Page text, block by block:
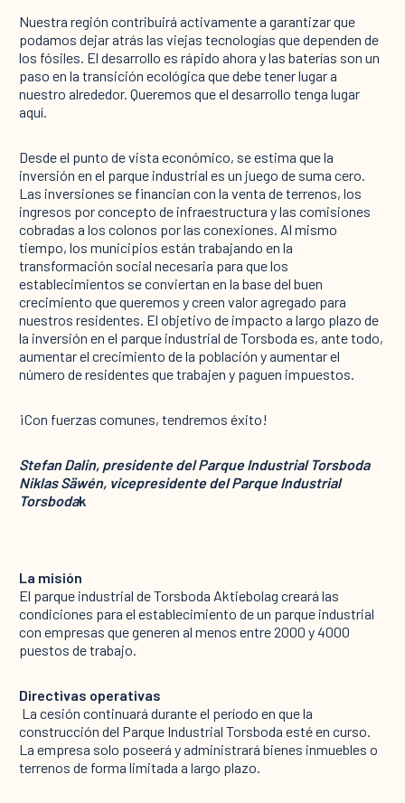
Nuestra región contribuirá activamente a garantizar que
podamos dejar atrás las viejas tecnologías que dependen de
los fósiles. El desarrollo es rápido ahora y las baterías son un
paso en la transición ecológica que debe tener lugar a
nuestro alrededor. Queremos que el desarrollo tenga lugar
aquí.
Desde el punto de vista económico, se estima que la
inversión en el parque industrial es un juego de suma cero.
Las inversiones se financian con la venta de terrenos, los
ingresos por concepto de infraestructura y las comisiones
cobradas a los colonos por las conexiones. Al mismo
tiempo, los municipios están trabajando en la
transformación social necesaria para que los
establecimientos se conviertan en la base del buen
crecimiento que queremos y creen valor agregado para
nuestros residentes. El objetivo de impacto a largo plazo de
la inversión en el parque industrial de Torsboda es, ante todo,
aumentar el crecimiento de la población y aumentar el
número de residentes que trabajen y paguen impuestos.
¡Con fuerzas comunes, tendremos éxito!
Stefan Dalin, presidente del Parque Industrial Torsboda
Niklas Säwén, vicepresidente del Parque Industrial
Torsbodak
La misión
El parque industrial de Torsboda Aktiebolag creará las
condiciones para el establecimiento de un parque industrial
con empresas que generen al menos entre 2000 y 4000
puestos de trabajo. ‍
Directivas operativas
‍ La cesión continuará durante el período en que la
construcción del Parque Industrial Torsboda esté en curso.
La empresa solo poseerá y administrará bienes inmuebles o
terrenos de forma limitada a largo plazo.